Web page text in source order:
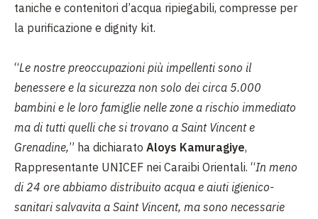
taniche e contenitori d’acqua ripiegabili, compresse per
la purificazione e dignity kit.
“Le nostre preoccupazioni più impellenti sono il
benessere e la sicurezza non solo dei circa 5.000
bambini e le loro famiglie nelle zone a rischio immediato
ma di tutti quelli che si trovano a Saint Vincent e
Grenadine,” ha dichiarato Aloys Kamuragiye,
Rappresentante UNICEF nei Caraibi Orientali. “In meno
di 24 ore abbiamo distribuito acqua e aiuti igienico-
sanitari salvavita a Saint Vincent, ma sono necessarie